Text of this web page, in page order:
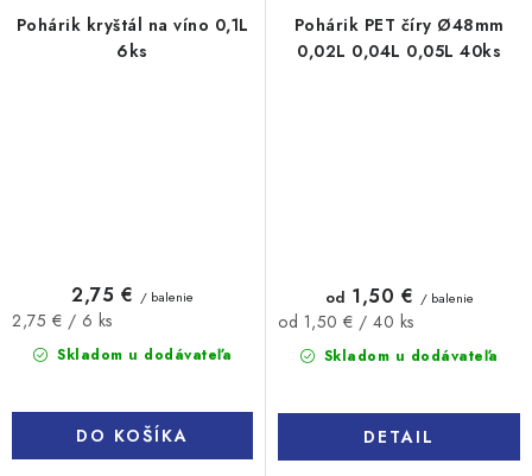
Pohárik kryštál na víno 0,1L
6ks
Skladom u dodávateľa
2,75 € / balenie
Jednotková
cena:
2,75 € / 6 ks
DO KOŠÍKA
Pohárik PET číry Ø48mm
0,02L 0,04L 0,05L 40ks
Skladom u dodávateľa
od 1,50 € / balenie
Jednotková
cena:
od 1,50 € / 40 ks
DETAIL